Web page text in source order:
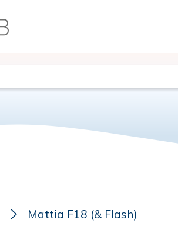
Mattia F18 (& Flash)